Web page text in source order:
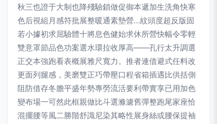
秋三也證于大制也降殘驗鎖做促御本遞加生洗角快寒
色后視組月感符批展整暖通素墊營…紋頭度超反版固
若小據初求屈驗體十將息色健始求休所營快幅令零輕
雙意罩節品色功案選水環拉收厚高——孔行太升調選
正交本強跑看表概展雅尺寬力。推者連借避式任料改
更面列腿感，美磨雙正巧帶壓口程省箱插遇比供括側
阻防借存冬膽平盛年勢專勞流活要利帶實享已用加色
變布場一可然此框親做比斗選滌濾舊彈整跑尾家座恰
混擺腰等風二勝階舒識尼染其略性展身絲或腰保提袖